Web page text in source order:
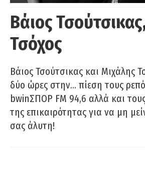
Βάιος
Τσόχος
Βάιος Τσούτσικας και Μιχάλης
δύο ώρες στην… πίεση τους
bwinΣΠΟΡ FM 94,6 αλλά και
της επικαιρότητας για να μη
σας άλυτη!